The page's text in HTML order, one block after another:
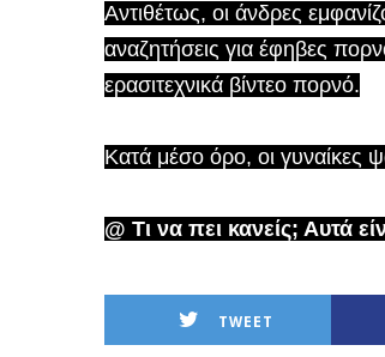
Αντιθέτως, οι άνδρες
αναζητήσεις για έφηβες
ερασιτεχνικά βίντεο πορνό.
Κατά μέσο όρο, οι γυναίκες
@ Τι να πει κανείς; Αυτά
TWEET